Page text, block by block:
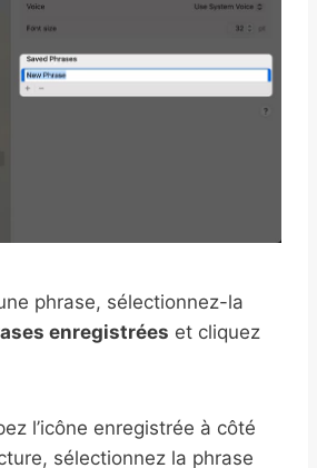
phrase, sélectionnez-la
enregistrées et cliquez
l’icône enregistrée à côté
sélectionnez la phrase